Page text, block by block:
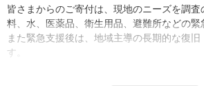
皆さまからのご寄付は、現地のニーズを調
料、水、医薬品、衛生用品、避難所などの緊
また緊急支援後は、地域主導の長期的な復旧
す。